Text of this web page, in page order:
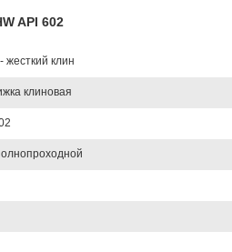
API 602
жесткий клин
клиновая